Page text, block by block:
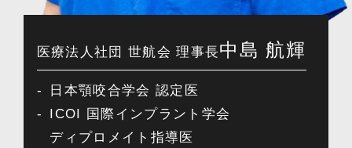
医療法人社団 世航会 理事長中島 航輝
日本顎咬合学会 認定医
ICOI 国際インプラント学会
ディプロメイト指導医